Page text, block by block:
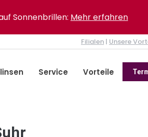
Filialen | Unsere
Service Vorteile
Sonnenbrillen: Mehr erfahren